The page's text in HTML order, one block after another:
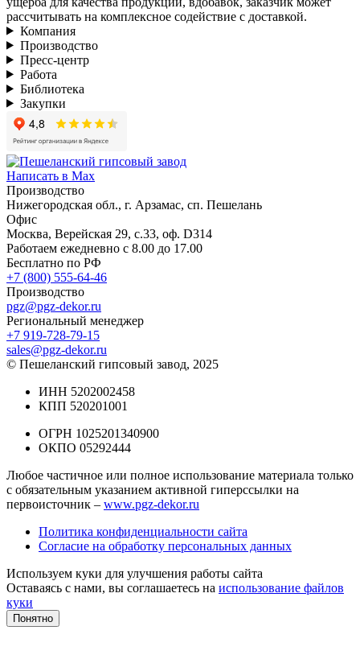
рассчитывать на комплексное содействие с доставкой.
Компания
Производство
Пресс-центр
Работа
Библиотека
Закупки
Написать в Max
Производство
Нижегородская обл., г. Арзамас, сп. Пешелань
Офис
Москва, Верейская 29, с.33, оф. D314
Работаем ежедневно с 8.00 до 17.00
Бесплатно по РФ
+7 (800) 555-64-46
Производство
pgz@pgz-dekor.ru
Региональный менеджер
+7 919-728-79-15
sales@pgz-dekor.ru
© Пешеланский гипсовый завод, 2025
ИНН 5202002458
КПП 520201001
ОГРН 1025201340900
ОКПО 05292444
Любое частичное или полное использование материала только
с обязательным указанием активной гиперссылки на
первоисточник – www.pgz-dekor.ru
Политика конфиденциальности сайта
Согласие на обработку персональных данных
Используем куки для улучшения работы сайта
Оставаясь с нами, вы соглашаетесь на использование файлов
куки
Понятно